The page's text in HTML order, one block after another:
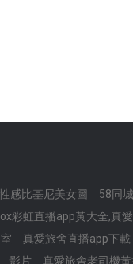
性感比基尼美女圖 58同
彩虹直播app黃大全,真
真愛旅舍直播app下載
影片
真愛旅舍老司機